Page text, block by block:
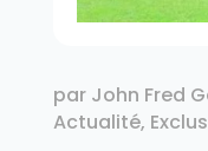
par John Fred
Actualité,